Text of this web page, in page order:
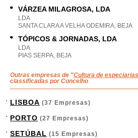
VÁRZEA MILAGROSA, LDA
LDA
SANTA CLARA A VELHA ODEMIRA, BEJA
TÓPICOS & JORNADAS, LDA
LDA
PIAS SERPA, BEJA
Outras empresas de "Cultura de
classificadas por Concelho
LISBOA (37 Empresas)
PORTO (27 Empresas)
SETÚBAL (15 Empresas)